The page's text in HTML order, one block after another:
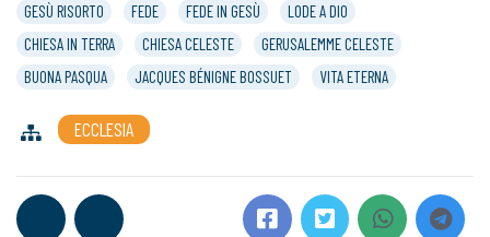
GESÙ RISORTO
FEDE FEDE IN GESÙ
LODE A DIO
CHIESA IN TERRA
CHIESA CELESTE
GERUSALEMME CELESTE
BUONA PASQUA
JACQUES BÉNIGNE BOSSUET VITA ETERNA
ECCLESIA